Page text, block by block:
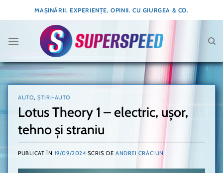
to
MAȘINĂRII, EXPERIENȚE, OPINII. CU GIURGEA & CO.
AUTO,ȘTIRI-AUTO
Lotus Theory 1 – electric, ușor,
tehno și straniu
PUBLICAT ÎN 19/09/2024 SCRIS DE ANDREI CRĂCIUN